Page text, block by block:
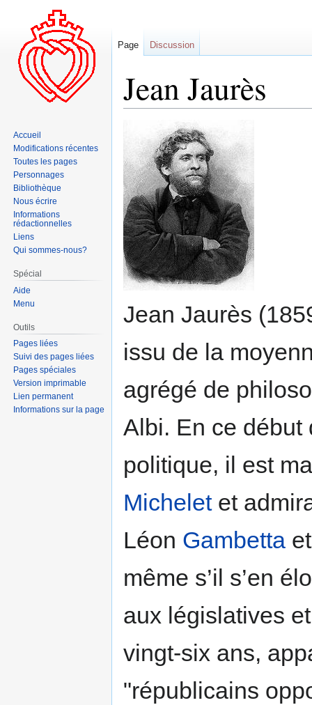
Jean Jaurès
la
navigation
la
recherche
Jean Jaurès
issu de la
agrégé de
Albi. En ce début
politique, il est
Micheletet
Léon Gambetta
même s’il s’en
aux législatives
vingt-six ans,
"républicains
Page Discussion
Accueil
Modifications récentes
Toutes les pages
Personnages
Bibliothèque
Nous écrire
Informations
rédactionnelles
Liens
Qui sommes-nous?
Spécial
Aide
Menu
Outils
Pages liées
Suivi des pages liées
Pages spéciales
Version imprimable
Lien permanent
Informations sur la page